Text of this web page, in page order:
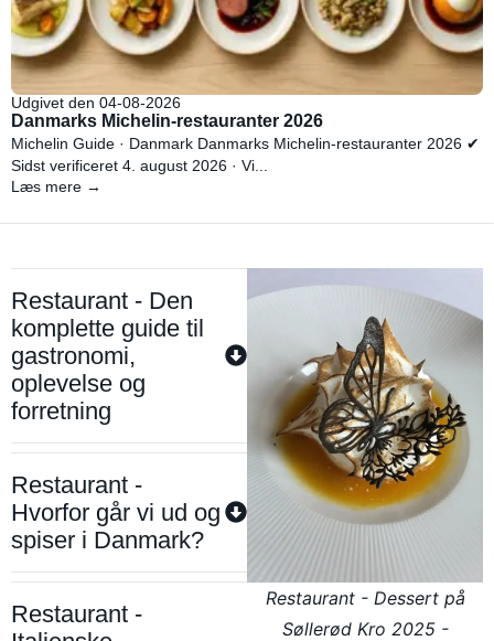
Udgivet den 04-08-2026
Danmarks Michelin-restauranter 2026
Michelin Guide · Danmark Danmarks Michelin-restauranter 2026 ✔
Sidst verificeret 4. august 2026 · Vi...
Læs mere →
Restaurant - Den
komplette guide til
gastronomi,
oplevelse og
forretning
Restaurant -
Hvorfor går vi ud og
spiser i Danmark?
Restaurant -
Restaurant - Dessert på
Søllerød Kro 2025 -